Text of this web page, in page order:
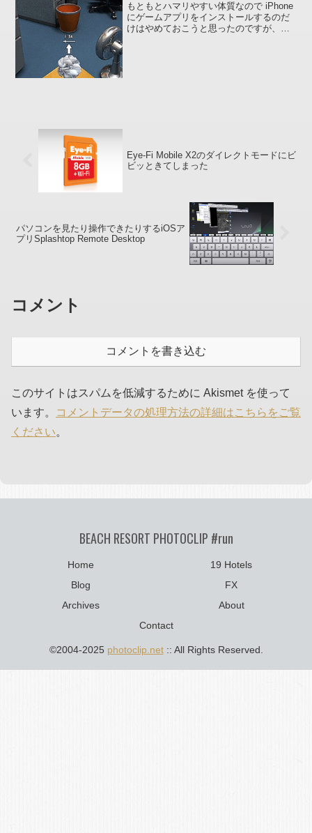
もともとハマリやすい体質なので iPhone
にゲームアプリをインストールするのだ
けはやめておこうと思ったのですが、無
Eye-Fi Mobile X2のダイレクトモードにビ
ビッときてしまった
パソコンを見たり操作できたりするiOSア
プリSplashtop Remote Desktop
コメント
コメントを書き込む
このサイトはスパムを低減するために Akismet を使って
います。
コメントデータの処理方法の詳細はこちらをご覧
ください。
BEACH RESORT PHOTOCLIP #run
Home
19 Hotels
Blog
FX
Archives
About
Contact
©2004-2025 photoclip.net:: All Rights Reserved.